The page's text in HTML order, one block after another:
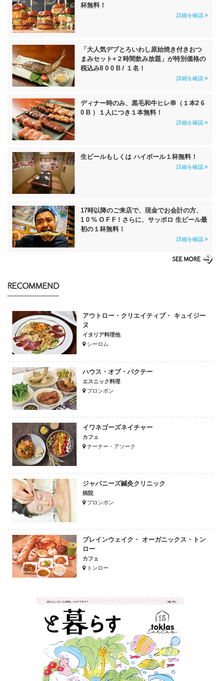
杯無料！
詳細を確認
「大人気デブとろいわし原始焼き付きおつ
まみセット+２時間飲み放題」が特別価格の
税込み8 0 0 B / １名！
詳細を確認
ディナー時のみ、黒毛和牛ヒレ串（１本2 6
0 B ）１人につき１本無料！
詳細を確認
生ビールもしくは ハイボール１杯無料！
詳細を確認
17時以降のご来店で、現金でお会計の方、
1 0 % O F F！さらに、サッポロ 生ビール最
初の１杯無料！
詳細を確認
SEE MORE
RECOMMEND
アウトロー・クリエイティブ・ キュイジー
ヌ
イタリア料理他
シーロム
ハウス・オブ・バクテー
エスニック料理
プロンポン
イワネゴーズネイチャー
カフェ
ナーナー・アソーク
ジャパニーズ鍼灸クリニック
病院
プロンポン
ブレインウェイク・ オーガニックス・トン
ロー
カフェ
トンロー